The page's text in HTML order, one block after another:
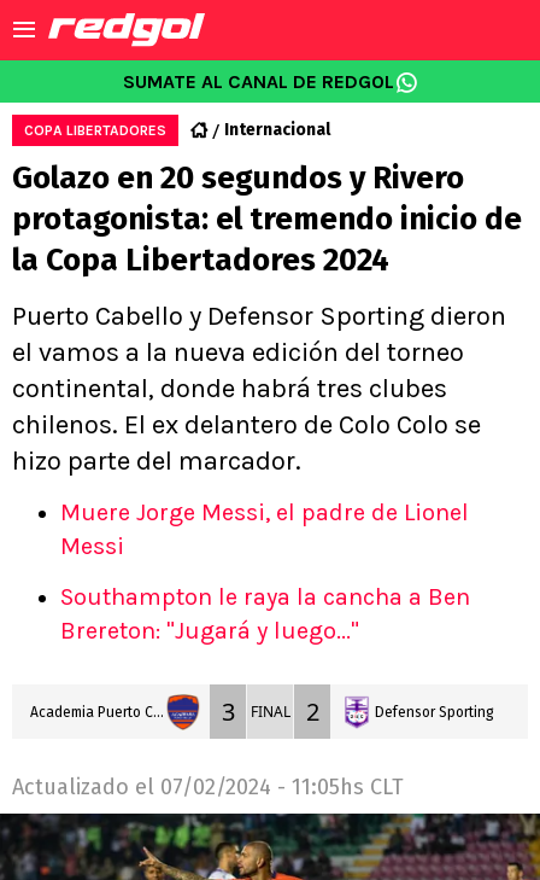
SUMATE AL CANAL DE REDGOL
COPA LIBERTADORES Internacional
Golazo en 20 segundos y Rivero
protagonista: el tremendo inicio de
la Copa Libertadores 2024
Puerto Cabello y Defensor Sporting dieron
el vamos a la nueva edición del torneo
continental, donde habrá tres clubes
chilenos. El ex delantero de Colo Colo se
hizo parte del marcador.
Muere Jorge Messi, el padre de Lionel
Messi
Southampton le raya la cancha a Ben
Brereton: "Jugará y luego..."
Academia Puerto Cabello 3 FINAL 2 Defensor Sporting
Actualizado el 07/02/2024 - 11:05hs CLT